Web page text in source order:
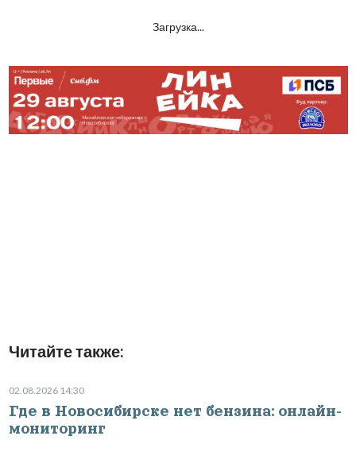
Загрузка...
Читайте также:
02.08.2026 14:30
Где в Новосибирске нет бензина: онлайн-
мониторинг